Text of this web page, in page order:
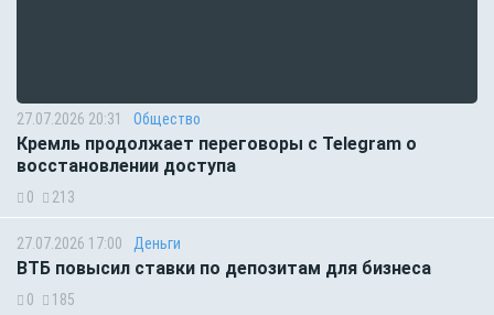
27.07.2026 20:31 Общество
Кремль продолжает переговоры с Telegram о
восстановлении доступа
0 213
27.07.2026 17:00 Деньги
ВТБ повысил ставки по депозитам для бизнеса
0 185